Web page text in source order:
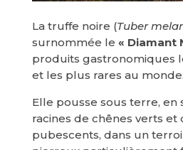
La truffe noire (Tuber
surnommée le « Diamant
produits gastronomiques
et les plus rares au monde.
Elle pousse sous terre, en
racines de chênes verts et
pubescents, dans un